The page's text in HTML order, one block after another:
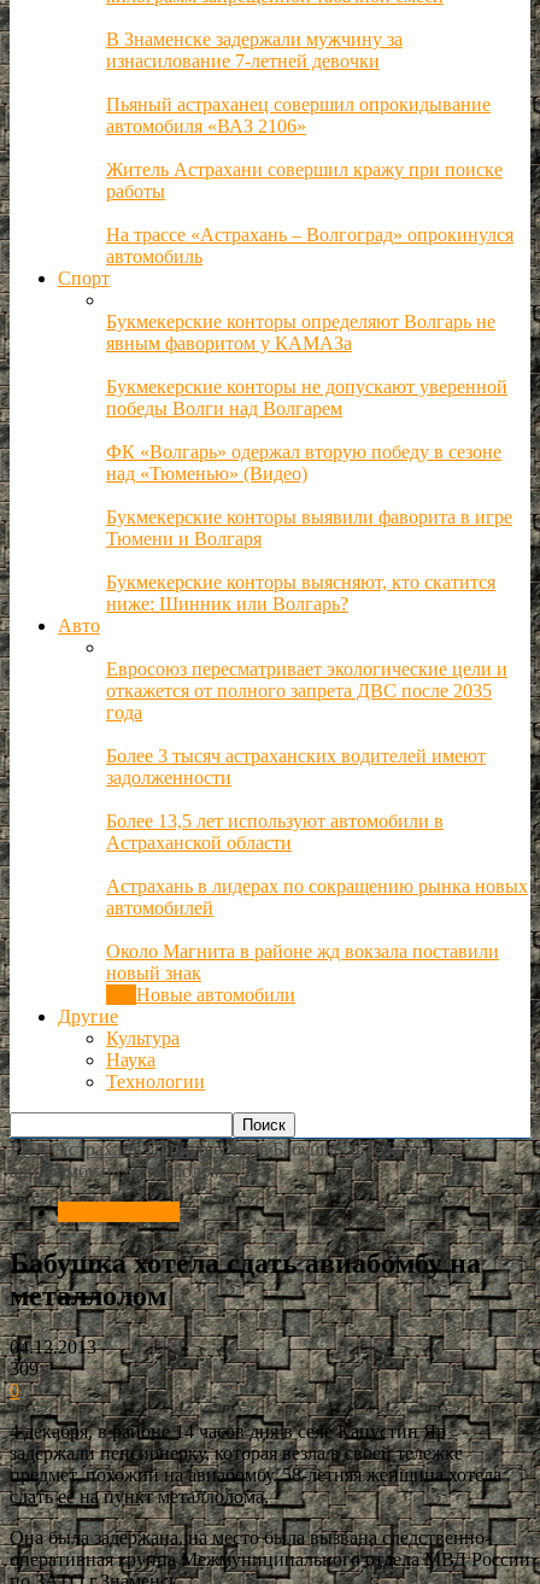
В Знаменске задержали мужчину за
изнасилование 7-летней девочки
Пьяный астраханец совершил опрокидывание
автомобиля «ВАЗ 2106»
Житель Астрахани совершил кражу при поиске
работы
На трассе «Астрахань – Волгоград» опрокинулся
автомобиль
Спорт
Букмекерские конторы определяют Волгарь не
явным фаворитом у КАМАЗа
Букмекерские конторы не допускают уверенной
победы Волги над Волгарем
ФК «Волгарь» одержал вторую победу в сезоне
над «Тюменью» (Видео)
Букмекерские конторы выявили фаворита в игре
Тюмени и Волгаря
Букмекерские конторы выясняют, кто скатится
ниже: Шинник или Волгарь?
Авто
Евросоюз пересматривает экологические цели и
откажется от полного запрета ДВС после 2035
года
Более 3 тысяч астраханских водителей имеют
задолженности
Более 13,5 лет используют автомобили в
Астраханской области
Астрахань в лидерах по сокращению рынка новых
автомобилей
Около Магнита в районе жд вокзала поставили
новый знак
Новые автомобили
Другие
Культура
Наука
Технологии
РИА Астрахань Происшествия Бабушка хотела сдать
авиабомбу на металлолом
Бабушка хотела сдать авиабомбу на
металлолом
04.12.2013
309
0
4 декабря, в районе 14 часов дня в селе Капустин Яр
задержали пенсионерку, которая везла в своей тележке
предмет, похожий на авиабомбу. 58-летняя женщина хотела
сдать её на пункт металлолома.
Она была задержана, на место была вызвана следственно-
оперативная группа Межмуниципального отдела МВД России